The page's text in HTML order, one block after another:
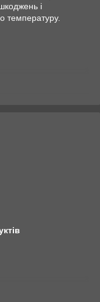
і
температуру.